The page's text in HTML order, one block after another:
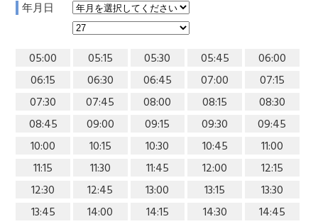
年月日
05:00 05:15 05:30 05:45
06:00
06:15
06:30 06:45 07:00
07:15
07:30
07:45 08:00 08:15
08:30
08:45
09:00 09:15 09:30
09:45
10:00
10:15 10:30 10:45
11:00
11:15
11:30 11:45 12:00
12:15
12:30
12:45 13:00 13:15
13:30
13:45
14:00 14:15 14:30
14:45